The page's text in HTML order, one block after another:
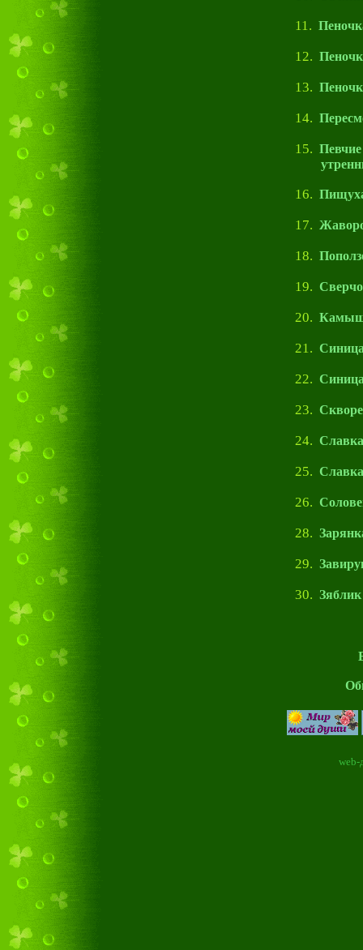
11.
12.
13.
14.
15.
16.
17.
18.
19.
20.
21.
22.
23.
24.
25.
26.
28.
29.
30. Зяблик
web-